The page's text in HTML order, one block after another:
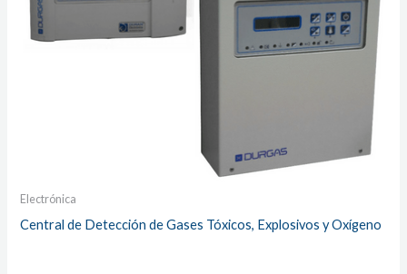
Electrónica
Central de Detección de Gases Tóxicos, Explosivos y Oxígeno